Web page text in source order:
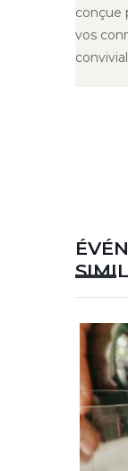
conçue
vos